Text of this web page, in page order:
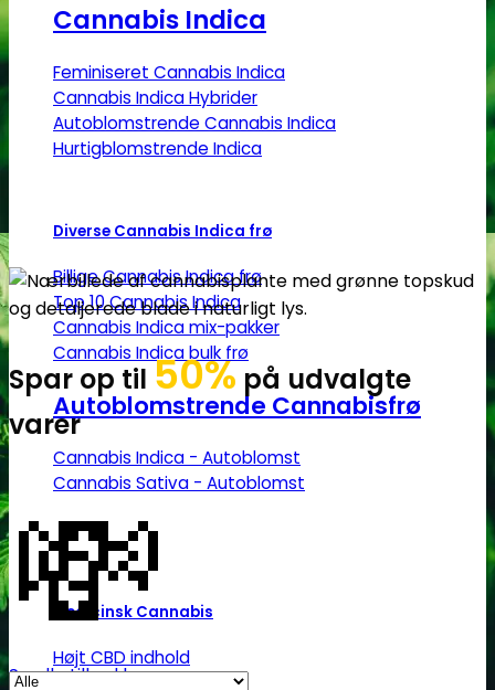
Cannabis Indica
Feminiseret Cannabis Indica
Cannabis Indica Hybrider
Autoblomstrende Cannabis Indica
Hurtigblomstrende Indica
Diverse Cannabis Indica frø
Billige Cannabis Indica frø
Top 10 Cannabis Indica
Cannabis Indica mix-pakker
Cannabis Indica bulk frø
Autoblomstrende Cannabisfrø
Cannabis Indica - Autoblomst
Cannabis Sativa - Autoblomst
Medicinsk Cannabis
Højt CBD indhold
Spar op til 50% på udvalgte
varer
💸
Se alle tilbud her